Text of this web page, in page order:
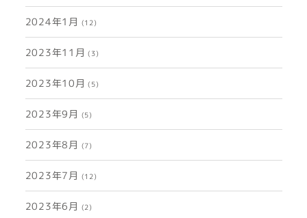
2024年1月 (12)
2023年11月 (3)
2023年10月 (5)
2023年9月 (5)
2023年8月 (7)
2023年7月 (12)
2023年6月 (2)